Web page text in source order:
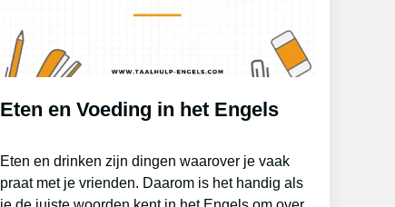
Eten en Voeding in het Engels
Eten en drinken zijn dingen waarover je vaak
praat met je vrienden. Daarom is het handig als